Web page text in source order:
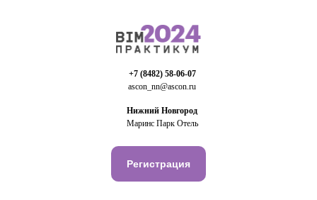
+7 (8482) 58-06-07
ascon_nn@ascon.ru
Нижний Новгород
Маринс Парк Отель
Регистрация